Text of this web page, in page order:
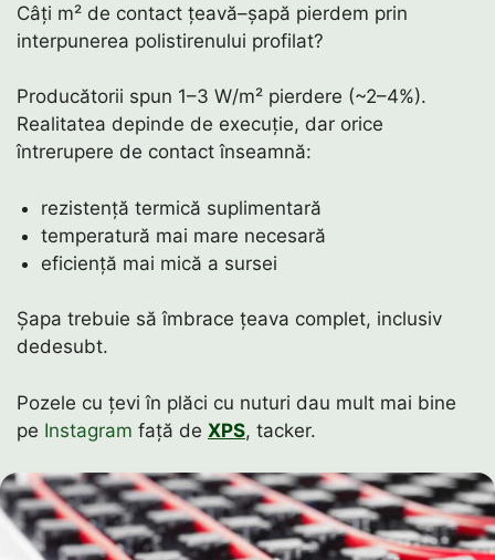
Câți m² de contact țeavă–șapă pierdem prin
interpunerea polistirenului profilat?
Producătorii spun 1–3 W/m² pierdere (~2–4%).
Realitatea depinde de execuție, dar orice
întrerupere de contact înseamnă:
rezistență termică suplimentară
temperatură mai mare necesară
eficiență mai mică a sursei
Șapa trebuie să îmbrace țeava complet, inclusiv
dedesubt.
Pozele cu țevi în plăci cu nuturi dau mult mai bine
pe Instagram față de XPS, tacker.